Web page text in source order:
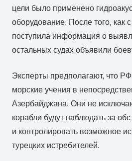
цели было применено
оборудование. После того, как с
поступила информация о
остальных судах объявили
Эксперты предполагают, что
морские учения в
Азербайджана. Они не
корабли будут наблюдать за
и контролировать возможное
турецких истребителей.